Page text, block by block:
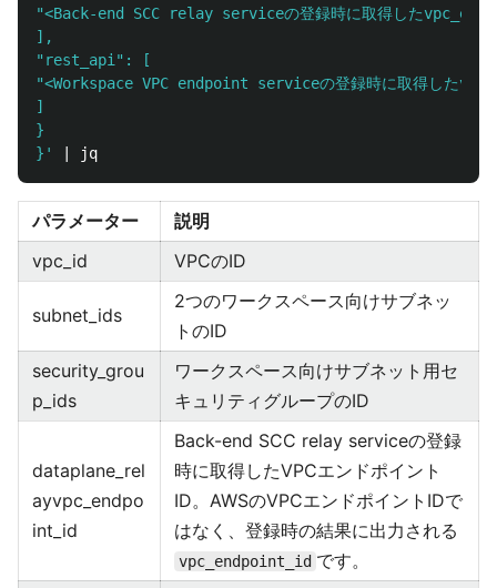
"<Back-end SCC relay serviceの登録時に取得した
],
"rest_api": [
"<Workspace VPC endpoint serviceの登録時に取得した
]
}
}'
パラメーター
説明
vpc_id
VPCのID
subnet_ids
2つのワークスペース向けサブネッ
トのID
security_grou
p_ids
ワークスペース向けサブネット用セ
キュリティグループのID
dataplane_rel
ayvpc_endpo
int_id
Back-end SCC relay serviceの登録
時に取得したVPCエンドポイント
ID。AWSのVPCエンドポイントIDで
はなく、登録時の結果に出力される
vpc_endpoint_id です。